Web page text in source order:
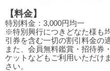
【料金】
特別料金：3,000円均一
※特別興行につきどなた様も
引券を含む一切の割引料金の
また、会員無料鑑賞・招待券
ケットなどもご利用いただけ
さい。